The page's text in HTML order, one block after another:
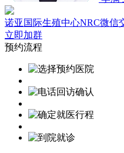
诺亚国际生殖中心NRC微信
立即加群
预约流程